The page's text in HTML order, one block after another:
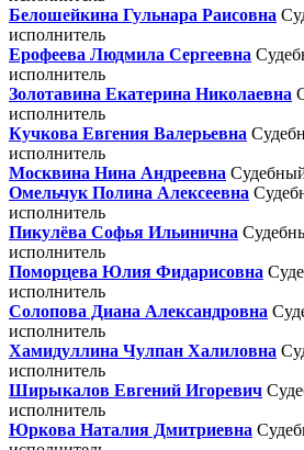
Белошейкина Гульнара Раисовна
исполнитель
Ерофеева Людмила Сергеевна
исполнитель
Золотавина Екатерина Николаевна
исполнитель
Кучкова Евгения Валерьевна
исполнитель
Москвина Нина Андреевна
Омельчук Полина Алексеевна
исполнитель
Пикулёва Софья Ильинична
исполнитель
Поморцева Юлия Фидарисовна
исполнитель
Солопова Диана Александровна
исполнитель
Хамидуллина Чулпан Халиловна
исполнитель
Ширыкалов Евгений Игоревич
исполнитель
Юркова Наталия Дмитриевна